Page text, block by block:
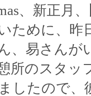
、新正月
ために、
、易さん
所のスタッ
したので、